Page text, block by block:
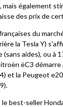
mais également
des prix de
du
la Tesla Y)
aides), ou à
ëC3
et la Peugeot
best-seller